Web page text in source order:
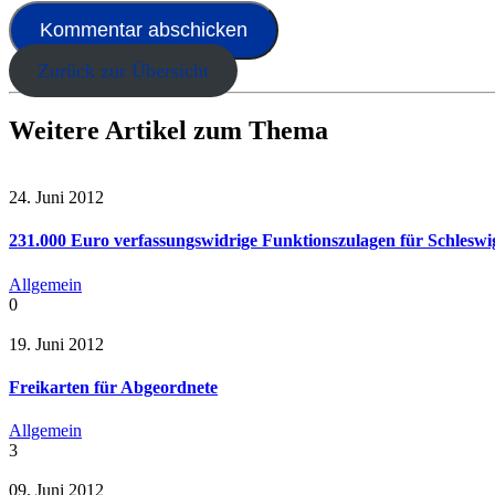
Zurück zur Übersicht
Weitere Artikel zum Thema
24. Juni 2012
231.000 Euro verfassungswidrige Funktionszulagen für
Allgemein
0
19. Juni 2012
Freikarten für Abgeordnete
Allgemein
3
09. Juni 2012